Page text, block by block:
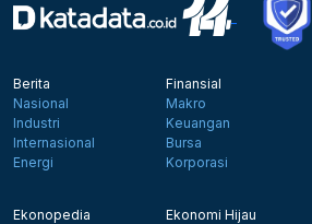
Berita
Nasional
Industri
Internasional
Energi
Finansial
Makro
Keuangan
Bursa
Korporasi
Ekonopedia
Ekonomi Hijau